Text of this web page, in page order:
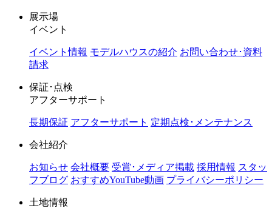
展示場
イベント
イベント情報 モデルハウスの紹介 お問い合わせ･資料
請求
保証･点検
アフターサポート
長期保証 アフターサポート 定期点検･メンテナンス
会社紹介
お知らせ 会社概要 受賞･メディア掲載 採用情報 スタッ
フブログ おすすめYouTube動画 プライバシーポリシー
土地情報